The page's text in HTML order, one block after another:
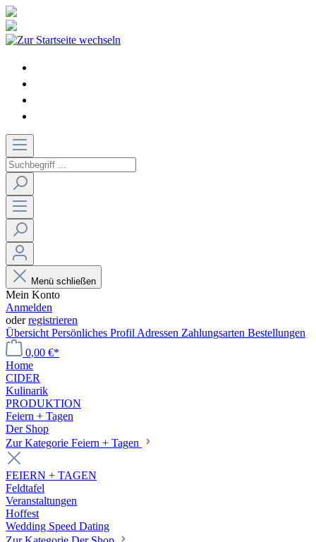
Menü schließen
Mein Konto
Anmelden
oderregistrieren
Übersicht Persönliches Profil Adressen Zahlungsarten Bestellungen
0,00 €*
Home
CIDER
Kulinarik
PRODUKTION
Feiern + Tagen
Der Shop
Zur Kategorie Feiern + Tagen
FEIERN + TAGEN
Feldtafel
Veranstaltungen
Hoffest
Wedding Speed Dating